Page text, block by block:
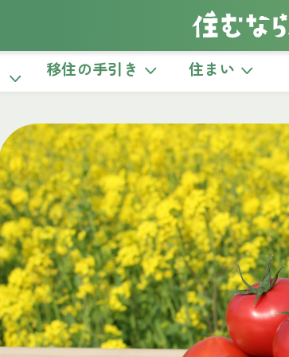
移住の手引き 住まい